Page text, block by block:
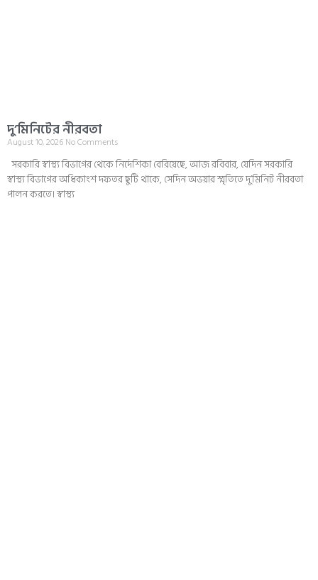
দু’মিনিটের নীরবতা
August 10, 2026 No Comments
সরকারি স্বাস্থ্য বিভাগের থেকে নির্দেশিকা বেরিয়েছে, আজ রবিবার, যেদিন সরকারি
স্বাস্থ্য বিভাগের অধিকাংশ দফতর ছুটি থাকে, সেদিন অভয়ার স্মৃতিতে দু’মিনিট নীরবতা
পালন করতে। স্বাস্থ্য